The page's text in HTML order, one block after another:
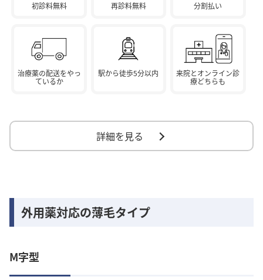
初診料無料 再診料無料 分割払い
治療薬の配送をやっ
ているか
駅から徒歩5分以内
来院とオンライン診
療どちらも
詳細を見る
外用薬対応の薄毛タイプ
M字型